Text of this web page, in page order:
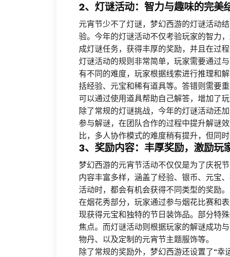
2、灯谜活动：智力与趣味的完美
元宵节少不了灯谜，梦幻西游的灯谜活动
验。今年的灯谜活动不仅考验玩家的智力
成灯谜任务，获得丰厚的奖励，并且在过程
灯谜活动的规则非常简单，玩家需要通过
有不同的难度，玩家根据线索进行推理和
括经验、元宝和稀有道具等。答错则需要
可以通过使用道具帮助自己解答，增加了玩
除了常规的灯谜挑战，今年的灯谜活动
参与解谜，在团队合作的过程中提升解谜
比，多人协作模式的难度稍有提升，但同
3、奖励内容：丰厚奖励，激励玩
梦幻西游的元宵节活动不仅仅是为了庆祝
内容丰富多样，涵盖了经验、银币、元宝
活动时，都会有机会获得不同类型的奖励。
在烟花秀部分，玩家通过参与烟花比赛和
现获得元宝和独特的节日装饰品。部分特
焦点。而灯谜活动则根据玩家的解谜成功
物丹、以及定制的元宵节主题服饰等。
除了常规的奖励外，梦幻西游还设置了“幸